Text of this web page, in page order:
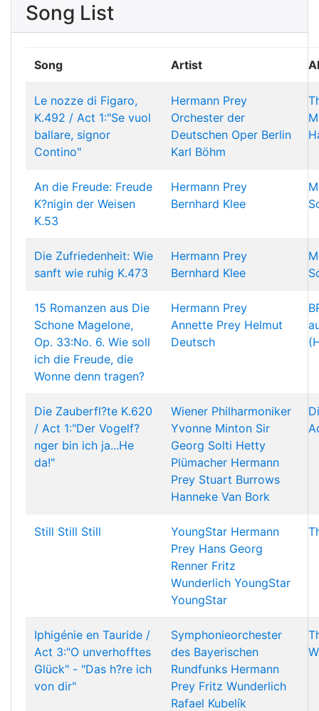
Song List
Song Artist
Le nozze di Figaro,
K.492 / Act 1:"Se vuol
ballare, signor
Contino"
Hermann Prey
Orchester der
Deutschen Oper Berlin
Karl Böhm
An die Freude: Freude
K?nigin der Weisen
K.53
Hermann Prey
Bernhard Klee
Die Zufriedenheit: Wie
sanft wie ruhig K.473
Hermann Prey
Bernhard Klee
15 Romanzen aus Die
Schone Magelone,
Op. 33:No. 6. Wie soll
ich die Freude, die
Wonne denn tragen?
Hermann Prey
Annette Prey Helmut
Deutsch
Die Zauberfl?te K.620
/ Act 1:"Der Vogelf?
nger bin ich ja...He
da!"
Wiener Philharmoniker
Yvonne Minton Sir
Georg Solti Hetty
Plümacher Hermann
Prey Stuart Burrows
Hanneke Van Bork
Still Still Still YoungStar Hermann
Prey Hans Georg
Renner Fritz
Wunderlich YoungStar
YoungStar
Iphigénie en Tauride /
Act 3:"O unverhofftes
Glück" - "Das h?re ich
von dir"
Symphonieorchester
des Bayerischen
Rundfunks Hermann
Prey Fritz Wunderlich
Rafael Kubelík